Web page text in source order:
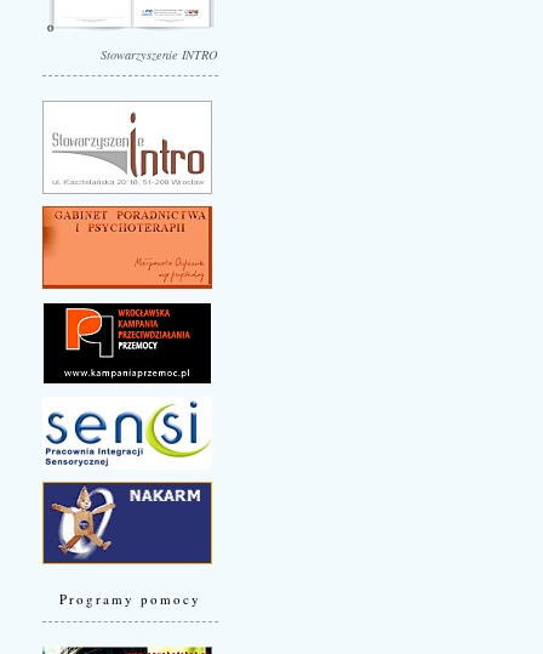
Stowarzyszenie INTRO
Programy pomocy